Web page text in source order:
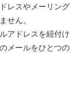
レスやメーリング
せん。
アドレスを紐付け
メールをひとつの